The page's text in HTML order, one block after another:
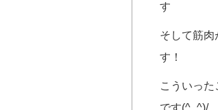
す
そして筋肉
す！
こういった
です(^_^)/